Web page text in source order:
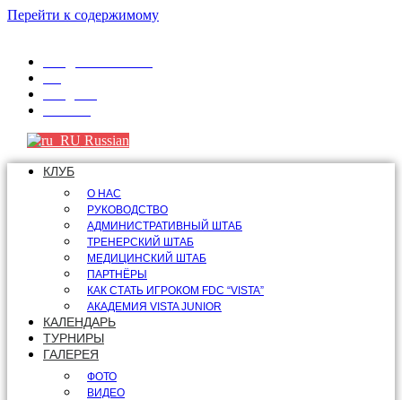
Перейти к содержимому
Russian
КЛУБ
О НАС
РУКОВОДСТВО
АДМИНИСТРАТИВНЫЙ ШТАБ
ТРЕНЕРСКИЙ ШТАБ
МЕДИЦИНСКИЙ ШТАБ
ПАРТНЁРЫ
КАК СТАТЬ ИГРОКОМ FDC “VISTA”
АКАДЕМИЯ VISTA JUNIOR
КАЛЕНДАРЬ
ТУРНИРЫ
ГАЛЕРЕЯ
ФОТО
ВИДЕО